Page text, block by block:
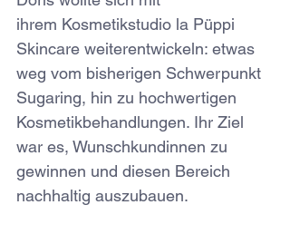
ihrem Kosmetikstudio la Püppi
Skincare weiterentwickeln: etwas
weg vom bisherigen Schwerpunkt
Sugaring, hin zu hochwertigen
Kosmetikbehandlungen. Ihr Ziel
war es, Wunschkundinnen zu
gewinnen und diesen Bereich
nachhaltig auszubauen.